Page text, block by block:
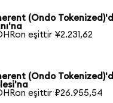
(Ondo
eşittir ¥2.231,62
(Ondo
eşittir ₽26.955,54